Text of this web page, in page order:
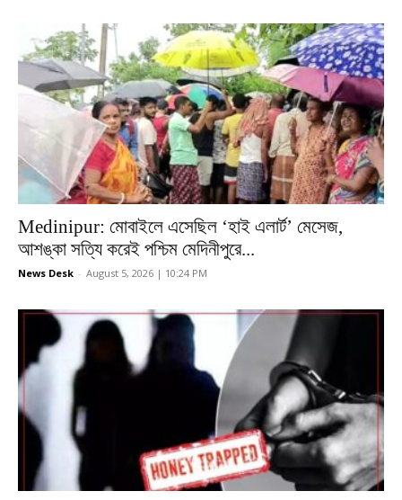
Medinipur: মোবাইলে এসেছিল ‘হাই এলার্ট’ মেসেজ,
আশঙ্কা সত্যি করেই পশ্চিম মেদিনীপুরে...
News Desk - August 5, 2026 | 10:24 PM